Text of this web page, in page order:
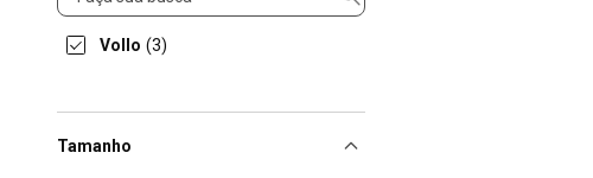
Vollo (3)
Tamanho